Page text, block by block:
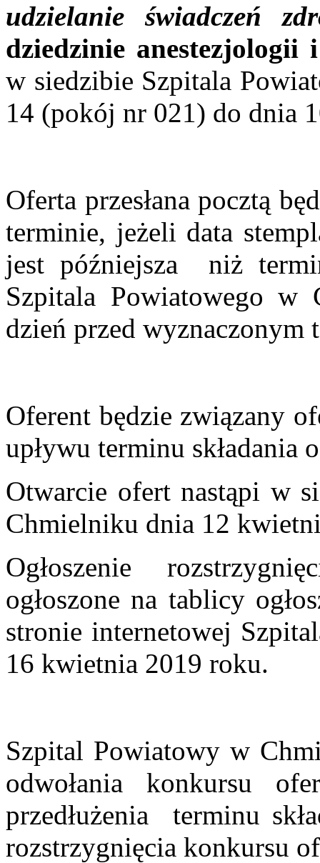
udzielanie świadczeń
dziedzinie
w siedzibie Szpitala
14 (pokój nr 021) do dnia
Oferta przesłana pocztą
terminie, jeżeli data
jest późniejsza
niż
Szpitala Powiatowego w
dzień przed wyznaczonym
Oferent będzie związany
upływu terminu składania
Otwarcie ofert nastąpi w
Chmielniku dnia 12
Ogłoszenie
ogłoszone na tablicy
stronie internetowej
16 kwietnia 2019 roku.
Szpital Powiatowy w
odwołania konkursu
przedłużenia
terminu
rozstrzygnięcia konkursu